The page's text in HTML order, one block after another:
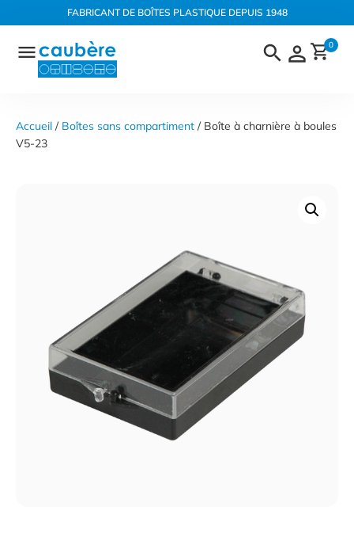
Panneau de gestion des cookies
au
contenu
FABRICANT DE BOÎTES PLASTIQUE DEPUIS 1948
0
Accueil / Boîtes sans compartiment / Boîte à charnière à boules
V5-23